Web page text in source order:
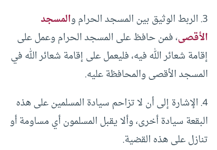
3. الربط الوثيق بين المسجد الحرام و
المسجد
الأقصى، فمن حافظ على المسجد الحرام وعمل على
إقامة شعائر الله فيه، فليعمل على إقامة شعائر الله في
المسجد الأقصى والمحافظة عليه.
4. الإشارة إلى أن لا تزاحم سيادة المسلمين على هذه
البقعة سيادة أخرى، وألا يقبل المسلمون أي مساومة أو
تنازل على هذه القضية.